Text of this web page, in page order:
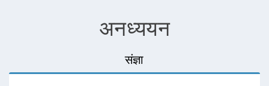
अनध्ययन
संज्ञा